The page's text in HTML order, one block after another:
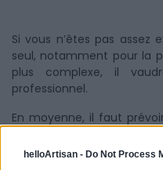
helloArtisan - Do Not Process
Si vous n’êtes pas assez
seul, notamment pour la
plus complexe, il
professionnel.
En moyenne, il faut
nécessaire de faire un